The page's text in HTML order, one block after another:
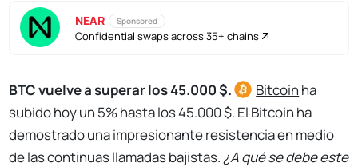
NEAR Sponsored
Confidential swaps across 35+ chains
BTC vuelve a superar los 45.000 $. Bitcoin ha
subido hoy un 5% hasta los 45.000 $. El Bitcoin ha
demostrado una impresionante resistencia en medio
de las continuas llamadas bajistas. ¿A qué se debe este